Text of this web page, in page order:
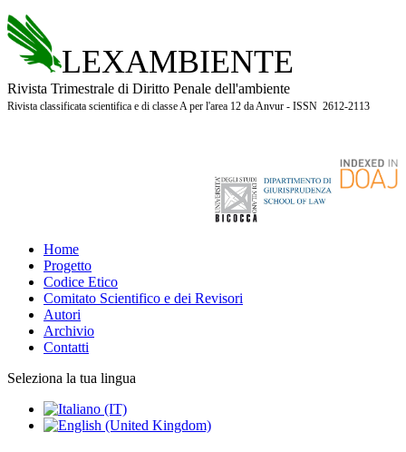
LEXAMBIENTE
Rivista Trimestrale di Diritto Penale dell'ambiente
Rivista classificata scientifica e di classe A per l'area 12 da Anvur - ISSN 2612-2113
Home
Progetto
Codice Etico
Comitato Scientifico e dei Revisori
Autori
Archivio
Contatti
Seleziona la tua lingua